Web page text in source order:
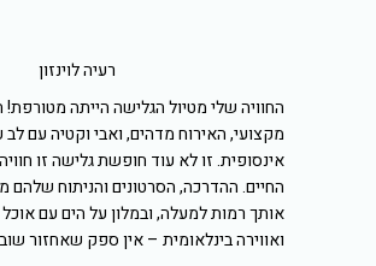
רעיה לוינזון
החוויה שלי מטיול הגלישה הייתה מטורפת!
מקצועי, האירוח מדהים, ואבי וקטיה עם לב
אינסופית. זו לא עוד חופשת גלישה זו
החיים. ההדרכה, הסרטונים והניתוח שלהם
אותך רמות למעלה, ובמלון על הים עם
ואווירה בינלאומית – אין ספק שאחזור